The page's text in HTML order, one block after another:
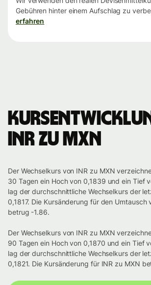
Gebühren hinter einem Aufschlag zu
erfahren
INR zu MXN
Der Wechselkurs von INR zu MXN
30 Tagen ein Hoch von 0,1839 und ein Tief
lag der durchschnittliche Wechselkurs der
0,1817. Die Kursänderung für den Umtausch
betrug -1.86.
Der Wechselkurs von INR zu MXN
90 Tagen ein Hoch von 0,1870 und ein Tief
lag der durchschnittliche Wechselkurs der
0,1821. Die Kursänderung für INR zu MXN